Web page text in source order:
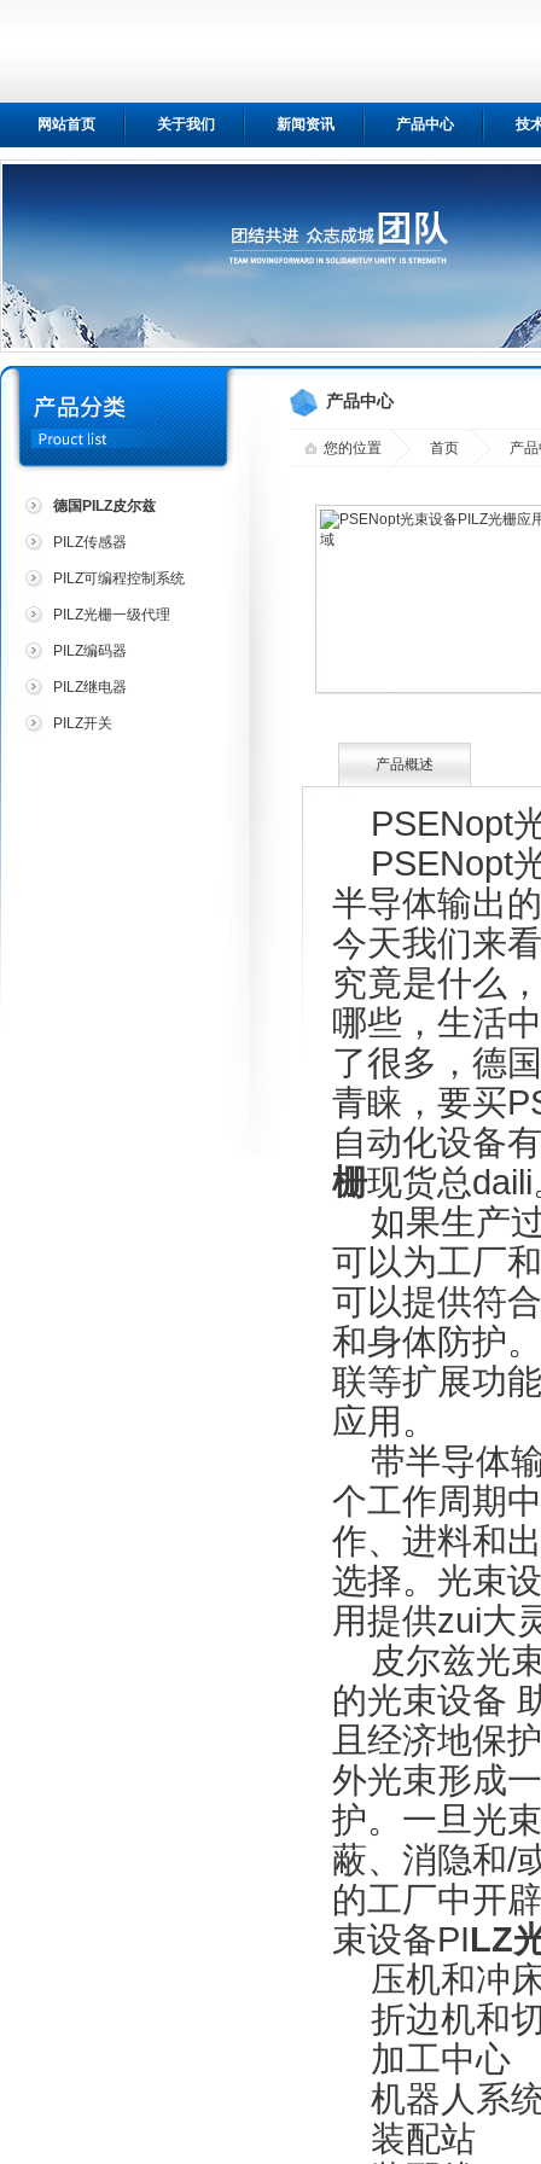
网站首页 关于我们 新闻资讯 产品中心 技
德国PILZ皮尔兹
PILZ传感器
PILZ可编程控制系统
PILZ光栅一级代理
PILZ编码器
PILZ继电器
PILZ开关
产品中心
您的位置 首页 产
产品概述
PSENopt
PSENopt
半导体输出
今天我们来
究竟是什么
哪些，生活
了很多，德
青睐，要买
自动化设备
栅现货总daili
如果生产
可以为工厂
可以提供符
和身体防护
联等扩展功
应用。
带半导体
个工作周期
作、进料和
选择。光束
用提供zui大
皮尔兹光
的光束设备
且经济地保
外光束形成
护。一旦光
蔽、消隐和/
的工厂中开
束设备PILZ
压机和冲
折边机和
加工中心
机器人系
装配站